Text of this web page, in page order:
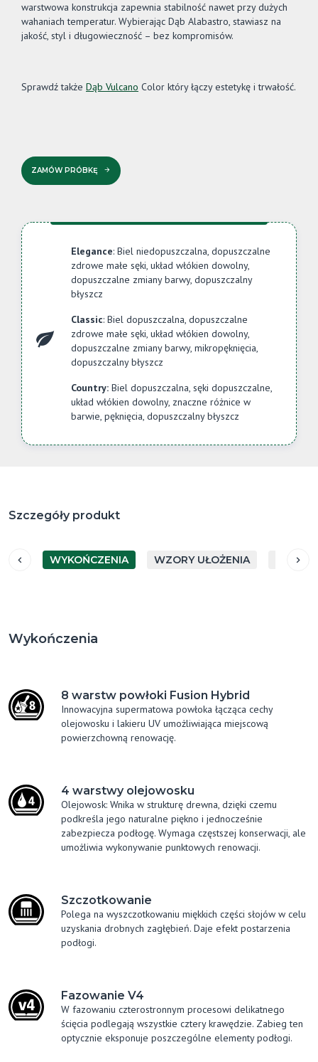
warstwowa konstrukcja zapewnia stabilność nawet przy dużych
wahaniach temperatur. Wybierając Dąb Alabastro, stawiasz na
jakość, styl i długowieczność – bez kompromisów.
Sprawdź także Dąb Vulcano Color który łączy estetykę i trwałość.
ZAMÓW PRÓBKĘ
Elegance: Biel niedopuszczalna, dopuszczalne
zdrowe małe sęki, układ włókien dowolny,
dopuszczalne zmiany barwy, dopuszczalny
błyszcz
Classic: Biel dopuszczalna, dopuszczalne
zdrowe małe sęki, układ włókien dowolny,
dopuszczalne zmiany barwy, mikropęknięcia,
dopuszczalny błyszcz
Country: Biel dopuszczalna, sęki dopuszczalne,
układ włókien dowolny, znaczne różnice w
barwie, pęknięcia, dopuszczalny błyszcz
Szczegóły produkt
WYKOŃCZENIA WZORY UŁOŻENIA
Wykończenia
8 warstw powłoki Fusion Hybrid
Innowacyjna supermatowa powłoka łącząca cechy
olejowosku i lakieru UV umożliwiająca miejscową
powierzchowną renowację.
4 warstwy olejowosku
Olejowosk: Wnika w strukturę drewna, dzięki czemu
podkreśla jego naturalne piękno i jednocześnie
zabezpiecza podłogę. Wymaga częstszej konserwacji, ale
umożliwia wykonywanie punktowych renowacji.
Szczotkowanie
Polega na wyszczotkowaniu miękkich części słojów w celu
uzyskania drobnych zagłębień. Daje efekt postarzenia
podłogi.
Fazowanie V4
W fazowaniu czterostronnym procesowi delikatnego
ścięcia podlegają wszystkie cztery krawędzie. Zabieg ten
optycznie eksponuje poszczególne elementy podłogi.